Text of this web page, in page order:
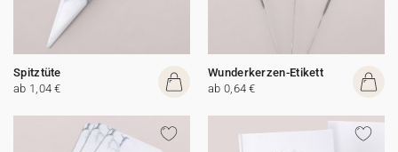
Spitztüte
ab 1,04 €
Wunderkerzen-Etikett
ab 0,64 €